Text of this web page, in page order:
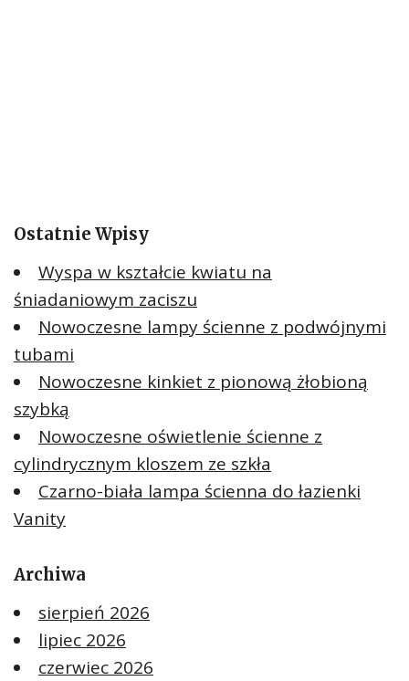
Ostatnie Wpisy
Wyspa w kształcie kwiatu na
śniadaniowym zaciszu
Nowoczesne lampy ścienne z podwójnymi
tubami
Nowoczesne kinkiet z pionową żłobioną
szybką
Nowoczesne oświetlenie ścienne z
cylindrycznym kloszem ze szkła
Czarno-biała lampa ścienna do łazienki
Vanity
Archiwa
sierpień 2026
lipiec 2026
czerwiec 2026